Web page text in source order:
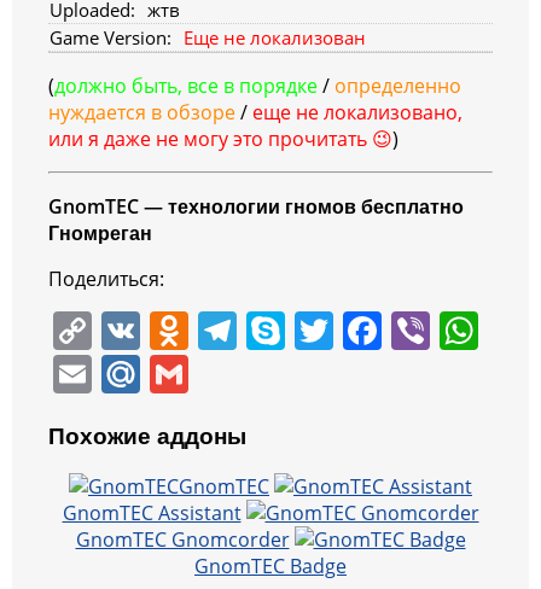
жтв
Еще не локализован
(должно быть, все в порядке/ определенно
нуждается в обзоре/ еще не локализовано,
или я даже не могу это прочитать 😉)
GnomTEC — технологии гномов бесплатно
Гномреган
Поделиться:
C
o
p
y
Li
n
k
V
K
O
o
kl
a
ss
T
gr
a
m
S
e
T F
b
o
o
Vi
p
E
ai
l
M
l.
R
u
ai
l
Похожие аддоны
GnomTEC
GnomTEC Assistant
GnomTEC Gnomcorder
GnomTEC Badge